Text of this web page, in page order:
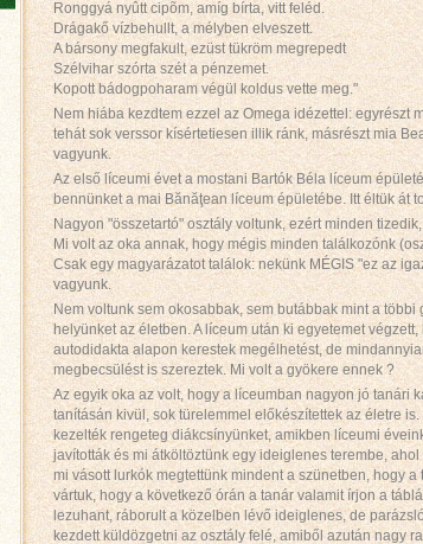
Ronggyá nyûtt cipõm, amíg bírta, vitt feléd.
Drágakő vízbehullt, a mélyben elveszett.
A bársony megfakult, ezüst tükröm megrepedt
Szélvihar szórta szét a pénzemet.
Kopott bádogpoharam végül koldus vette meg."
Nem hiába kezdtem ezzel az Omega idézettel: egyrészt
tehát sok verssor kísértetiesen illik ránk, másrészt mia
vagyunk.
Az első líceumi évet a mostani Bartók Béla líceum
bennünket a mai Bănăţean líceum épületébe. Itt éltük át
Nagyon "összetartó" osztály voltunk, ezért minden
Mi volt az oka annak, hogy mégis minden találkozónk
Csak egy magyarázatot találok: nekünk MÉGIS "ez az
vagyunk.
Nem voltunk sem okosabbak, sem butábbak mint a
helyünket az életben. A líceum után ki egyetemet
autodidakta alapon kerestek megélhetést, de
megbecsülést is szereztek. Mi volt a gyökere ennek ?
Az egyik oka az volt, hogy a líceumban nagyon jó tanári
tanításán kivül, sok türelemmel előkészítettek az életre
kezelték rengeteg diákcsínyünket, amikben líceumi
javították és mi átköltöztünk egy ideiglenes terembe,
mi vásott lurkók megtettünk mindent a szünetben, hogy
vártuk, hogy a következő órán a tanár valamit írjon a
lezuhant, ráborult a közelben lévő ideiglenes, de
kezdett küldözgetni az osztály felé, amiből azután nagy